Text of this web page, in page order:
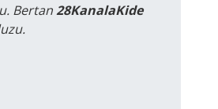
Bertan28KanalaKide